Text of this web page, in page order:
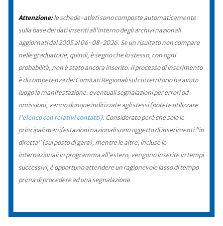
Attenzione:le schede-atleti sono composte automaticamente
sulla base dei dati inseriti all'interno degli archivi nazionali
aggiornati dal 2005 al 06-08-2026. Se un risultato non compare
nelle graduatorie, quindi, è segno che lo stesso, con ogni
probabilità, non è stato ancora inserito. Il processo di inserimento
è di competenza dei Comitati Regionali sul cui territorio ha avuto
luogo la manifestazione: eventuali segnalazioni per errori od
omissioni, vanno dunque indirizzate agli stessi (potete utilizzare
l'elenco con relativi contatti). Considerato però che solo le
principali manifestazioni nazionali sono oggetto di inserimenti "in
diretta" (sul posto di gara), mentre le altre, incluse le
internazionali in programma all'estero, vengono inserite in tempi
successivi, è opportuno attendere un ragionevole lasso di tempo
prima di procedere ad una segnalazione.